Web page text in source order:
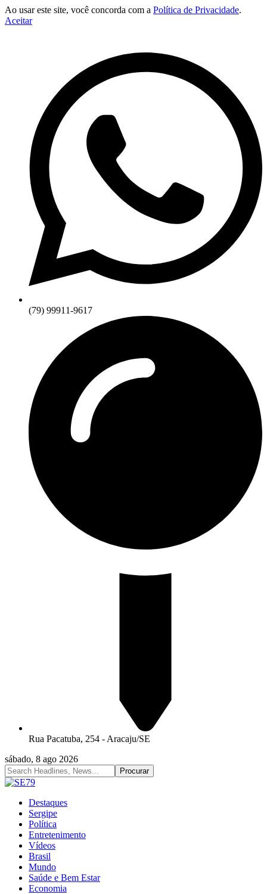
Ao usar este site, você concorda com a Política de Privacidade.
Aceitar
(79) 99911-9617
Rua Pacatuba, 254 - Aracaju/SE
sábado, 8 ago 2026
Destaques
Sergipe
Política
Entretenimento
Vídeos
Brasil
Mundo
Saúde e Bem Estar
Economia